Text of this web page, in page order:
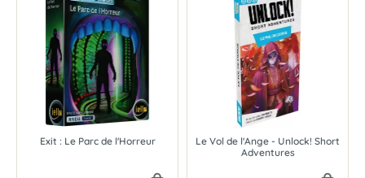
Exit : Le Parc de l'Horreur
Le Vol de l'Ange - Unlock! Short
Adventures